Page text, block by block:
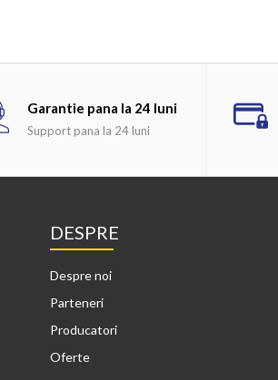
Garantie pana la 24 luni
Support pana la 24 luni
DESPRE
Despre noi
Parteneri
Producatori
Oferte